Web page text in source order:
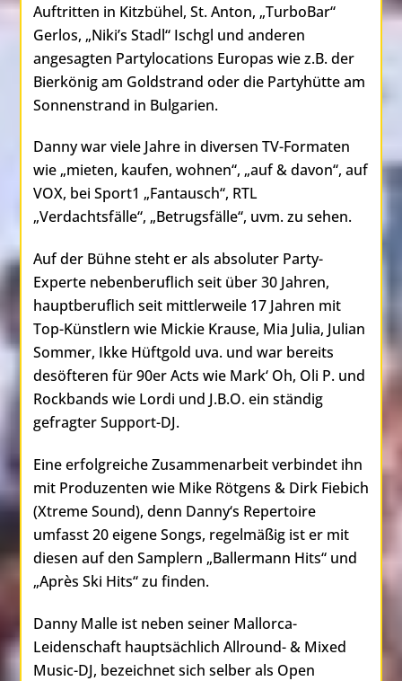
Auftritten in Kitzbühel, St. Anton, „TurboBar“
Gerlos, „Niki’s Stadl“ Ischgl und anderen
angesagten Partylocations Europas wie z.B. der
Bierkönig am Goldstrand oder die Partyhütte am
Sonnenstrand in Bulgarien.
Danny war viele Jahre in diversen TV-Formaten
wie „mieten, kaufen, wohnen“, „auf & davon“, auf
VOX, bei Sport1 „Fantausch“, RTL
„Verdachtsfälle“, „Betrugsfälle“, uvm. zu sehen.
Auf der Bühne steht er als absoluter Party-
Experte nebenberuflich seit über 30 Jahren,
hauptberuflich seit mittlerweile 17 Jahren mit
Top-Künstlern wie Mickie Krause, Mia Julia, Julian
Sommer, Ikke Hüftgold uva. und war bereits
desöfteren für 90er Acts wie Mark‘ Oh, Oli P. und
Rockbands wie Lordi und J.B.O. ein ständig
gefragter Support-DJ.
Eine erfolgreiche Zusammenarbeit verbindet ihn
mit Produzenten wie Mike Rötgens & Dirk Fiebich
(Xtreme Sound), denn Danny‘s Repertoire
umfasst 20 eigene Songs, regelmäßig ist er mit
diesen auf den Samplern „Ballermann Hits“ und
„Après Ski Hits“ zu finden.
Danny Malle ist neben seiner Mallorca-
Leidenschaft hauptsächlich Allround- & Mixed
Music-DJ, bezeichnet sich selber als Open